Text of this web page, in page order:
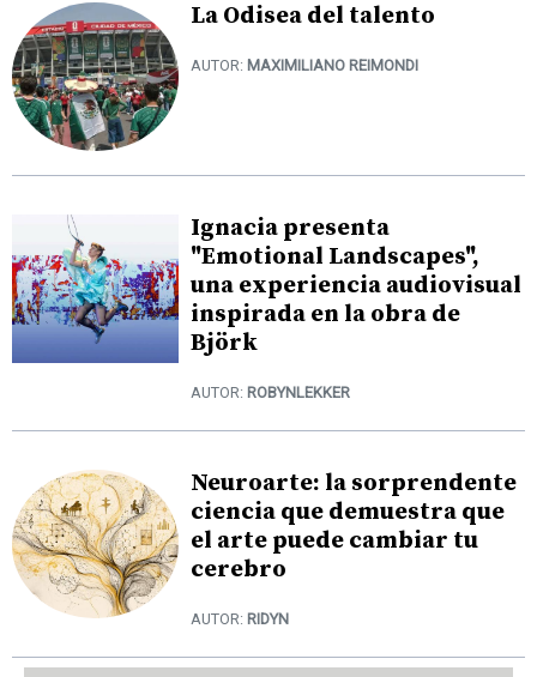
La Odisea del talento
AUTOR: MAXIMILIANO REIMONDI
Ignacia presenta
"Emotional Landscapes",
una experiencia audiovisual
inspirada en la obra de
Björk
AUTOR: ROBYNLEKKER
Neuroarte: la sorprendente
ciencia que demuestra que
el arte puede cambiar tu
cerebro
AUTOR: RIDYN